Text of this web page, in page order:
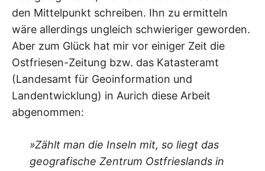
den Mittelpunkt schreiben. Ihn zu ermitteln
wäre allerdings ungleich schwieriger geworden.
Aber zum Glück hat mir vor einiger Zeit die
Ostfriesen-Zeitung bzw. das Katasteramt
(Landesamt für Geoinformation und
Landentwicklung) in Aurich diese Arbeit
abgenommen:
»Zählt man die Inseln mit, so liegt das
geografische Zentrum Ostfrieslands in